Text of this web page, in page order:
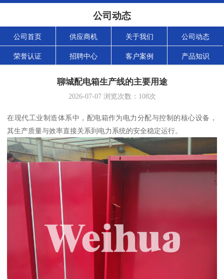
公司动态
公司首页 供应商机 关于我们 公司动态
荣誉认证 招聘中心 客户案例 产品知识
聊城配电箱生产线的主要用途
2026-07-07浏览次数： 108次
在现代工业制造体系中，配电箱作为电力分配与控制的核心设备，
其生产质量与效率直接关系到电力系统的安全稳定运行。